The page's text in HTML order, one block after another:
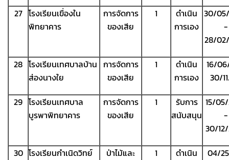
27 โรงเรียนเขื่องใน
พิทยาคาร
การจัดการ
ของเสีย
1
ดำเนิน
การเอง
30/
-
28/
28 โรงเรียนเทศบาลบ้าน
ส่องนางใย
การจัดการ
ของเสีย
1
ดำเนิน
การเอง
16/
30/
29 โรงเรียนเทศบาล
บูรพาพิทยาคาร
การจัดการ
ของเสีย
1
รับการ
สนับสนุน
15/
-
30/
30 โรงเรียนกำเนิดวิทย์
ป่าไม้และ
1
ดำเนิน
04/